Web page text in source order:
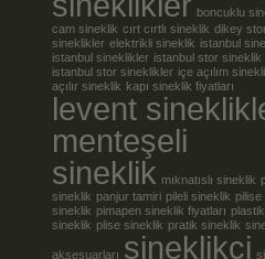
boncuklu
cam sineklik cırt cırtlı sineklik dikey
sineklikler elektrikli sineklik istanbul
istanbul sineklikler istanbul stor sineklik
istanbul stor sineklikler içe açılım
açılır sineklik kapı sineklik fiyatları
levent
menteşeli
sineklik mıknatıslı sineklik
sineklik panjur tamiri pileli sineklik pilise
sineklik pimapen sineklik fiyatları plastik
sineklik plise sineklik pratik sineklik
aksesuarları sineklikci